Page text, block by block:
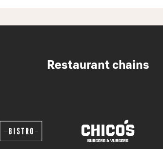
Restaurant chains